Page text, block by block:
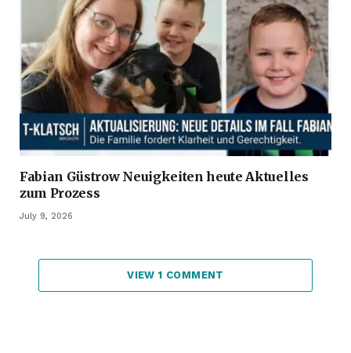
Fabian Güstrow Neuigkeiten heute Aktuelles
zum Prozess
July 9, 2026
VIEW 1 COMMENT